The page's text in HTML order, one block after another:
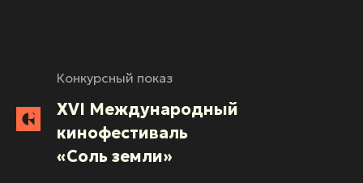
Конкурсный показ
XVI Международный
кинофестиваль
«Соль земли»